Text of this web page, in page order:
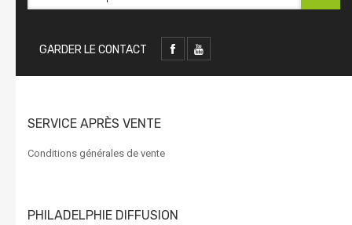
GARDER LE CONTACT
SERVICE APRÈS VENTE
Conditions générales de vente
PHILADELPHIE DIFFUSION